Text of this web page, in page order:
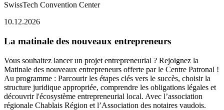
SwissTech Convention Center
10.12.2026
La matinale des nouveaux entrepreneurs
Vous souhaitez lancer un projet entrepreneurial ? Rejoignez la
Matinale des nouveaux entrepreneurs offerte par le Centre Patronal !
Au programme : Parcourir les étapes clés vers le succès, choisir la
structure juridique appropriée, comprendre les obligations légales et
découvrir l'écosystème entrepreneurial local. Avec l’association
régionale Chablais Région et l’Association des notaires vaudois.